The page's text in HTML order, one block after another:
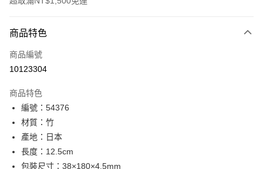
信用卡一次付款
超商取貨付款
Apple Pay
街口支付
Google Pay
商品特色
商品編號
10123304
商品特色
編號：54376
材質：竹
產地：日本
長度：12.5cm
包裝尺寸：38×180×4.5mm